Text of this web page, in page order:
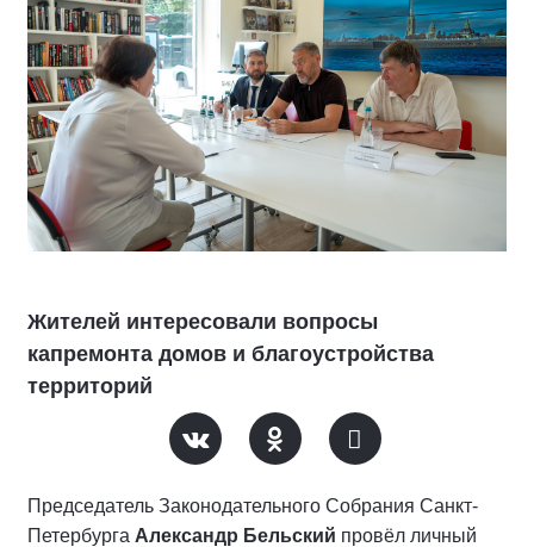
Жителей интересовали вопросы
капремонта домов и благоустройства
территорий
Председатель Законодательного Собрания Санкт-
Петербурга Александр Бельский провёл личный